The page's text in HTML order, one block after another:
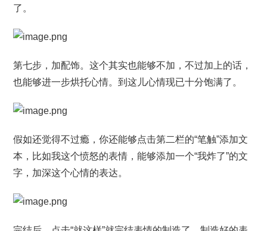
了。
第七步，加配饰。这个其实也能够不加，不过加上的话，
也能够进一步烘托心情。到这儿心情现已十分饱满了。
假如还觉得不过瘾，你还能够点击第二栏的“笔触”添加文
本，比如我这个愤怒的表情，能够添加一个“我炸了”的文
字，加深这个心情的表达。